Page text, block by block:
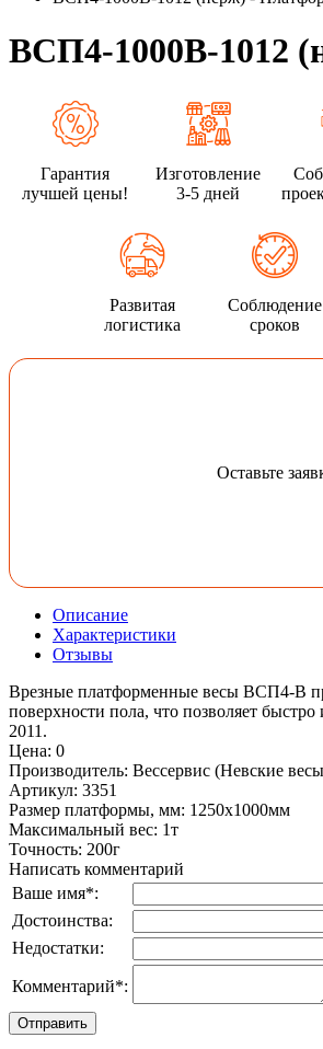
ВСП4-1000В-1012
Гарантия
лучшей цены!
Изготовление
3-5 дней
Развитая
логистика
Соблюдение
сроков
Оставьте
Описание
Характеристики
Отзывы
Врезные платформенные весы ВСП4-В
поверхности пола, что позволяет
2011.
Цена: 0
Производитель: Вессервис (Невские
Артикул: 3351
Размер платформы, мм: 1250х1000мм
Максимальный вес: 1т
Точность: 200г
Написать комментарий
Ваше имя*:
Достоинства:
Недостатки:
Комментарий*: